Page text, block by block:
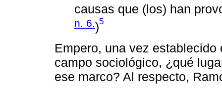
causas que (los) han
n. 6.)5
Empero, una vez
campo sociológico, ¿qué
ese marco? Al respecto,